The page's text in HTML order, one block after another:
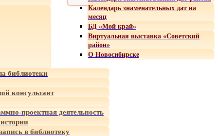
Календарь знаменательных дат на
месяц
БД «Мой край»
Виртуальная выставка «Советский
район»
О Новосибирске
библиотеки
консультант
проектная деятельность
в библиотеку